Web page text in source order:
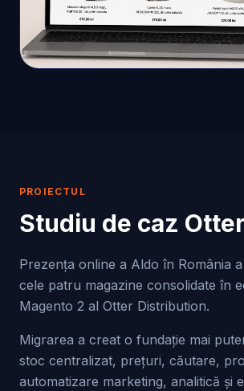
PROIECTUL
Studiu de caz
Prezența online a Aldo în România
cele patru magazine consolidate în
Magento 2 al Otter Distribution.
Migrarea a creat o fundație mai
stoc centralizat, prețuri, căutare,
automatizare marketing, analitică și